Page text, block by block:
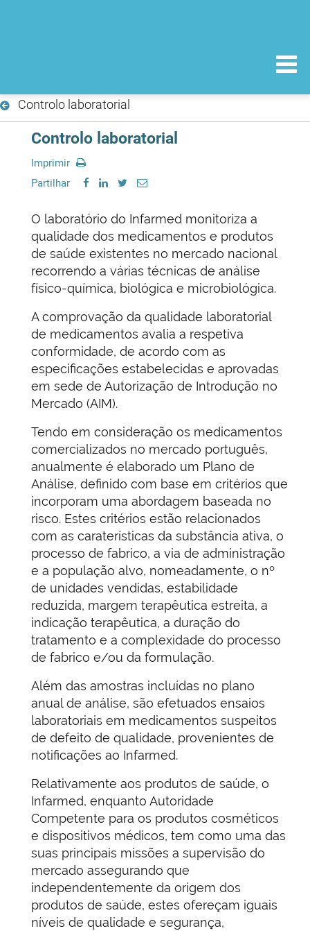
Controlo laboratorial
Controlo laboratorial
Imprimir
Partilhar
O laboratório do Infarmed monitoriza a
qualidade dos medicamentos e produtos
de saúde existentes no mercado nacional
recorrendo a várias técnicas de análise
físico-química, biológica e microbiológica.
A comprovação da qualidade laboratorial
de medicamentos avalia a respetiva
conformidade, de acordo com as
especificações estabelecidas e aprovadas
em sede de Autorização de Introdução no
Mercado (AIM).
Tendo em consideração os medicamentos
comercializados no mercado português,
anualmente é elaborado um Plano de
Análise, definido com base em critérios que
incorporam uma abordagem baseada no
risco. Estes critérios estão relacionados
com as caraterísticas da substância ativa, o
processo de fabrico, a via de administração
e a população alvo, nomeadamente, o nº
de unidades vendidas, estabilidade
reduzida, margem terapêutica estreita, a
indicação terapêutica, a duração do
tratamento e a complexidade do processo
de fabrico e/ou da formulação.
Além das amostras incluídas no plano
anual de análise, são efetuados ensaios
laboratoriais em medicamentos suspeitos
de defeito de qualidade, provenientes de
notificações ao Infarmed.
Relativamente aos produtos de saúde, o
Infarmed, enquanto Autoridade
Competente para os produtos cosméticos
e dispositivos médicos, tem como uma das
suas principais missões a supervisão do
mercado assegurando que
independentemente da origem dos
produtos de saúde, estes ofereçam iguais
níveis de qualidade e segurança,